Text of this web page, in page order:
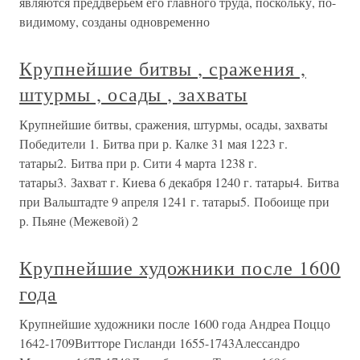
видимому, созданы одновременно
Крупнейшие битвы , сражения ,
штурмы , осады , захваты
Крупнейшие битвы, сражения, штурмы, осады, захваты
Победители 1. Битва при р. Калке 31 мая 1223 г.
татары2. Битва при р. Сити 4 марта 1238 г.
татары3. Захват г. Киева 6 декабря 1240 г. татары4. Битва
при Вальштадте 9 апреля 1241 г. татары5. Побоище при
р. Пьяне (Межевой) 2
Крупнейшие художники после 1600
года
Крупнейшие художники после 1600 года Андреа Поццо
1642-1709Витторе Гисланди 1655-1743Алессандро